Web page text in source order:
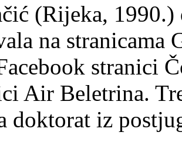
(Rijeka, 1990.)
na stranicama
stranici
Air Beletrina.
doktorat iz